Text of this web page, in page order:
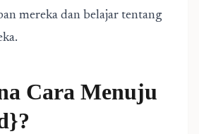
mereka dan belajar tentang
Cara Menuju